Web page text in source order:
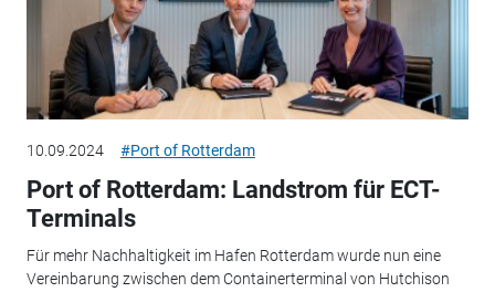
10.09.2024 #Port of Rotterdam
Port of Rotterdam: Landstrom für ECT-
Terminals
Für mehr Nachhaltigkeit im Hafen Rotterdam wurde nun eine
Vereinbarung zwischen dem Containerterminal von Hutchison